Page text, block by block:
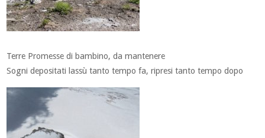
Terre Promesse di bambino, da mantenere
Sogni depositati lassù tanto tempo fa, ripresi tanto tempo dopo